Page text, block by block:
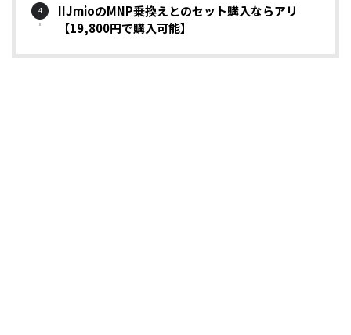
IIJmioのMNP乗換えとのセット購入ならアリ
【19,800円で購入可能】